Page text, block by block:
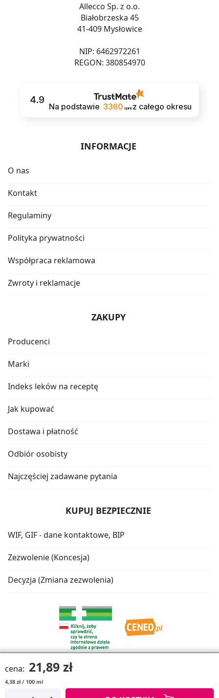
cena: 21,89 zł
4,38 zł / 100 ml
Allecco Sp. z o.o.
Białobrzeska 45
41-409 Mysłowice
NIP: 6462972261
REGON: 380854970
4.9
Na podstawie 3360 opinii z całego okresu
INFORMACJE
O nas
Kontakt
Regulaminy
Polityka prywatności
Współpraca reklamowa
Zwroty i reklamacje
ZAKUPY
Producenci
Marki
Indeks leków na receptę
Jak kupować
Dostawa i płatność
Odbiór osobisty
Najczęściej zadawane pytania
KUPUJ BEZPIECZNIE
WIF, GIF - dane kontaktowe, BIP
Zezwolenie (Koncesja)
Decyzja (Zmiana zezwolenia)
APTUSSHOP